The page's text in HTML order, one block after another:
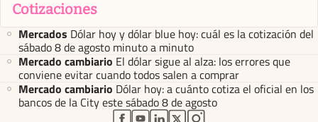
Cotizaciones
Mercados Dólar hoy y dólar blue hoy: cuál es la cotización del
sábado 8 de agosto minuto a minuto
Mercado cambiario El dólar sigue al alza: los errores que
conviene evitar cuando todos salen a comprar
Mercado cambiario Dólar hoy: a cuánto cotiza el oficial en los
bancos de la City este sábado 8 de agosto
abre en nueva pestaña
abre en nueva pestaña
abre en nueva pestaña
abre en nueva pestaña
abre en nueva pestaña